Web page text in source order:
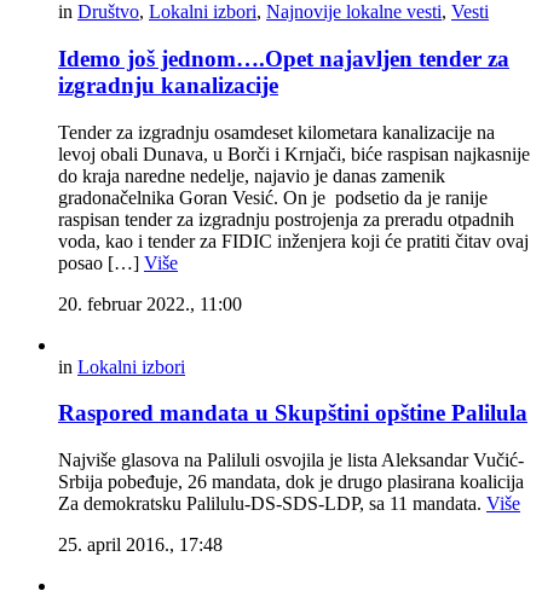
in Društvo, Lokalni izbori, Najnovije lokalne vesti, Vesti
Idemo još jednom….Opet najavljen tender za
izgradnju kanalizacije
Tender za izgradnju osamdeset kilometara kanalizacije na
levoj obali Dunava, u Borči i Krnjači, biće raspisan najkasnije
do kraja naredne nedelje, najavio je danas zamenik
gradonačelnika Goran Vesić. On je podsetio da je ranije
raspisan tender za izgradnju postrojenja za preradu otpadnih
voda, kao i tender za FIDIC inženjera koji će pratiti čitav ovaj
posao […] Više
20. februar 2022., 11:00
in Lokalni izbori
Raspored mandata u Skupštini opštine Palilula
Najviše glasova na Paliluli osvojila je lista Aleksandar Vučić-
Srbija pobeđuje, 26 mandata, dok je drugo plasirana koalicija
Za demokratsku Palilulu-DS-SDS-LDP, sa 11 mandata. Više
25. april 2016., 17:48